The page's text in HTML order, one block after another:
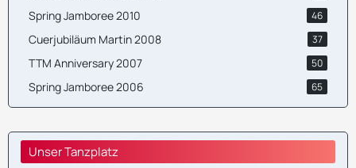
Spring Jamboree 2010 46
Cuerjubiläum Martin 2008 37
TTM Anniversary 2007 50
Spring Jamboree 2006 65
Unser Tanzplatz